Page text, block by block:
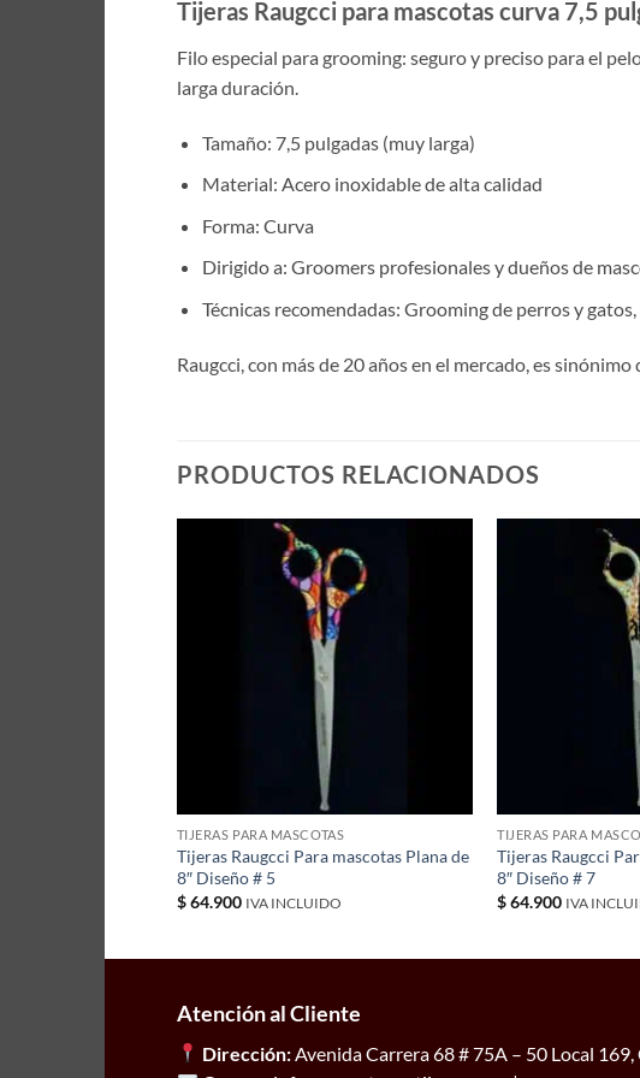
Tijeras Raugcci para mascotas curva 7,5
Filo especial para grooming: seguro y preciso para el
larga duración.
Tamaño: 7,5 pulgadas (muy larga)
Material: Acero inoxidable de alta calidad
Forma: Curva
Dirigido a: Groomers profesionales y dueños de
Técnicas recomendadas: Grooming de perros y
Raugcci, con más de 20 años en el mercado, es
PRODUCTOS RELACIONADOS
TIJERAS PARA MASCOTAS
Tijeras Raugcci Para mascotas Plana de
8″ Diseño # 5
$64.900 IVA INCLUIDO
TIJERAS PARA
Tijeras Raugcci
8″ Diseño # 7
$64.900 IVA
Atención al Cliente
Dirección: Avenida Carrera 68 # 75A – 50 Local